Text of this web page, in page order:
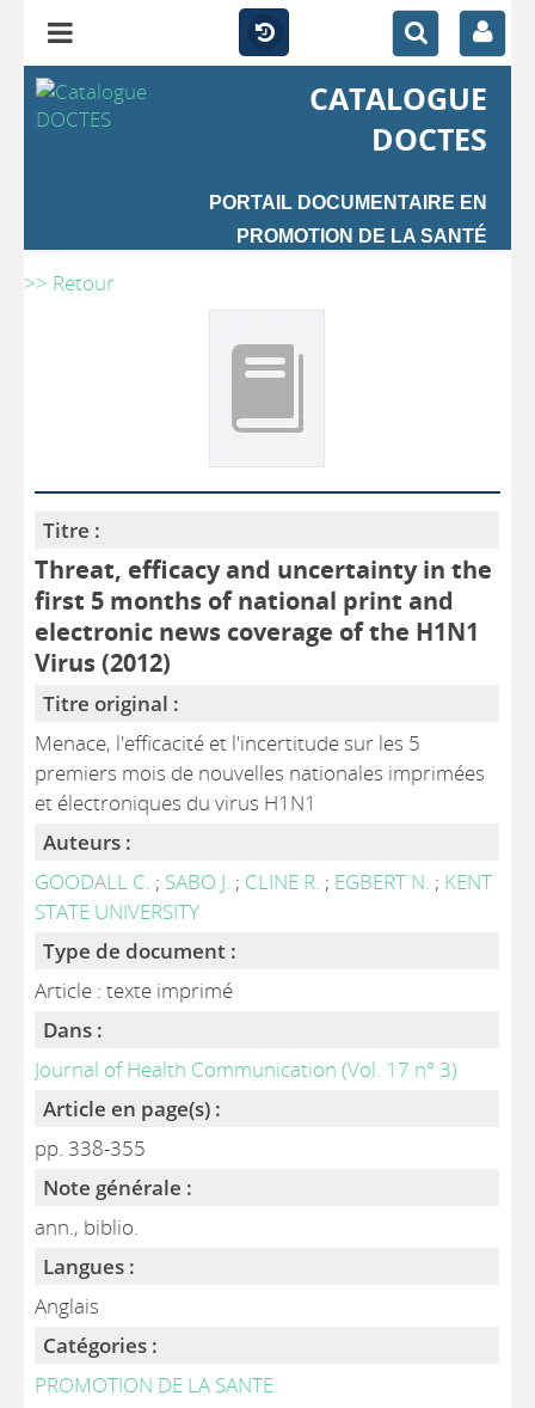
CATALOGUE
DOCTES
PORTAIL DOCUMENTAIRE EN
PROMOTION DE LA SANTÉ
>> Retour
Titre :
Threat, efficacy and uncertainty in the
first 5 months of national print and
electronic news coverage of the H1N1
Virus (2012)
Titre original :
Menace, l'efficacité et l'incertitude sur les 5
premiers mois de nouvelles nationales imprimées
et électroniques du virus H1N1
Auteurs :
GOODALL C. ; SABO J. ; CLINE R. ; EGBERT N. ; KENT
STATE UNIVERSITY
Type de document :
Article : texte imprimé
Dans :
Journal of Health Communication (Vol. 17 n° 3)
Article en page(s) :
pp. 338-355
Note générale :
ann., biblio.
Langues :
Anglais
Catégories :
PROMOTION DE LA SANTE